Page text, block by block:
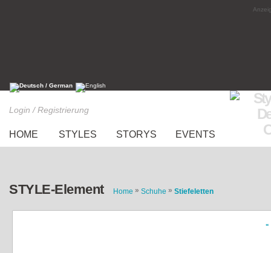
Login / Registrierung
HOME STYLES STORYS EVENTS
STYLE-Element Home » Schuhe » Stiefeletten
«